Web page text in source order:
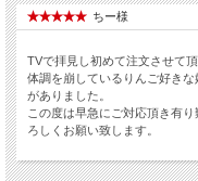
ちー様
TVで拝見し初めて注文させて頂
体調を崩しているりんご好き
がありました。
この度は早急にご対応頂き有
ろしくお願い致します。